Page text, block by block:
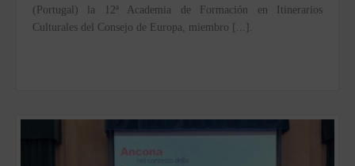
(Portugal) la 12ª Academia de Formación en Itinerarios
Culturales del Consejo de Europa, miembro [...].